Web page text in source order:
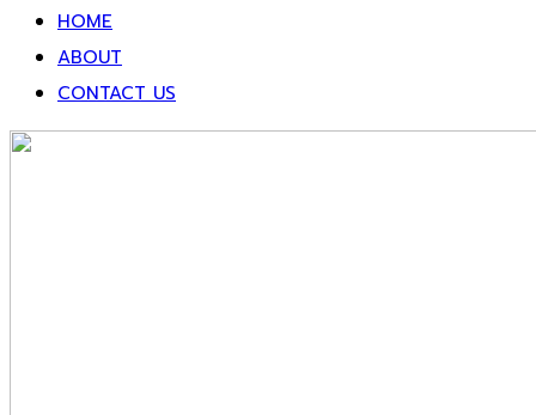
HOME
ABOUT
CONTACT US